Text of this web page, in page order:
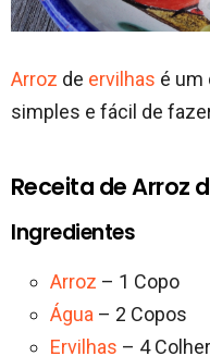
Arroz de ervilhas é um
simples e fácil de
Receita de Arroz
Ingredientes
Arroz – 1 Copo
Água – 2 Copos
Ervilhas – 4